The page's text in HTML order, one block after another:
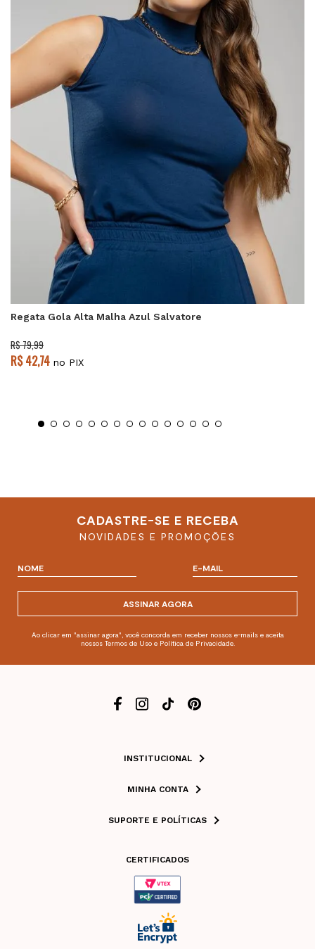
Regata Gola Alta Malha Azul Salvatore
R$ 79,99
R$ 42,74 no PIX
CADASTRE-SE E RECEBA
NOVIDADES E PROMOÇÕES
ASSINAR AGORA
Ao clicar em "assinar agora", você concorda em receber nossos e-mails e aceita
nossos Termos de Uso e Política de Privacidade.
INSTITUCIONAL
MINHA CONTA
SUPORTE E POLÍTICAS
CERTIFICADOS